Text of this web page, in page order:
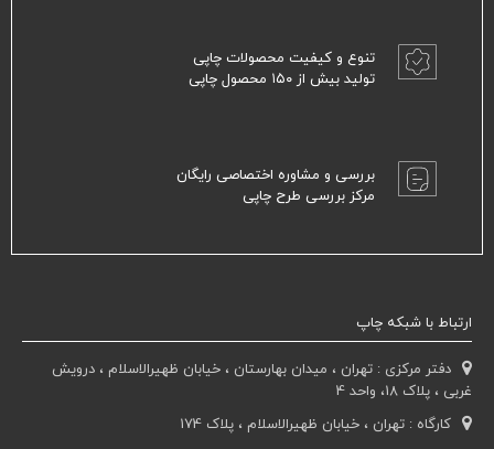
تنوع و کیفیت محصولات چاپی
تولید بیش از ۱۵۰ محصول چاپی
بررسی و مشاوره اختصاصی رایگان
مرکز بررسی طرح چاپی
ارتباط با شبکه چاپ
دفتر مرکزی : تهران ، میدان بهارستان ، خیابان ظهیرالاسلام ، درویش
غربی ، پلاک 18، واحد 4
کارگاه : تهران ، خیابان ظهیرالاسلام ، پلاک 174